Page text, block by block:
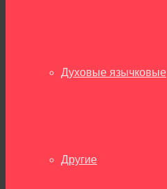
Духовые язычковые
Другие